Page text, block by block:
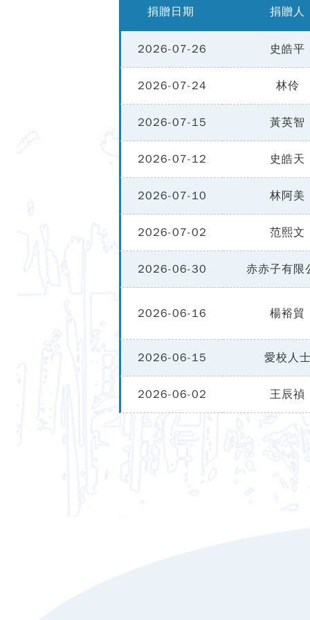
捐贈日期 捐贈人
2026-07-26 史皓平
2026-07-24 林伶
2026-07-15 黃英智
2026-07-12 史皓天
2026-07-10 林阿美
2026-07-02 范熙文
2026-06-30 赤赤子有限
2026-06-16 楊裕貿
2026-06-15 愛校人
2026-06-02 王辰禎